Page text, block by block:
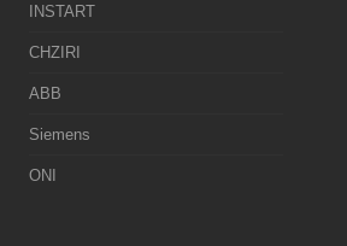
INSTART
CHZIRI
ABB
Siemens
ONI